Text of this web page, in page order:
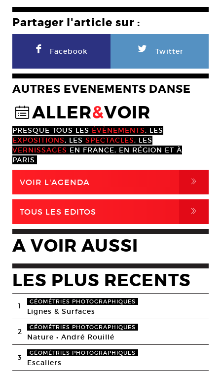
Partager l'article sur :
F Facebook L Twitter
AUTRES EVENEMENTS DANSE
@ALLER&VOIR
PRESQUE TOUS LES ÉVÈNEMENTS, LES
EXPOSITIONS, LES SPECTACLES, LES
VERNISSAGES EN FRANCE, EN RÉGION ET À
PARIS.
VOIR L'AGENDA ,
TOUS LES EDITOS ,
A VOIR AUSSI
LES PLUS RECENTS
1 GÉOMÉTRIES PHOTOGRAPHIQUES
Lignes & Surfaces
2 GÉOMÉTRIES PHOTOGRAPHIQUES
Nature • André Rouillé
3 GÉOMÉTRIES PHOTOGRAPHIQUES
Escaliers